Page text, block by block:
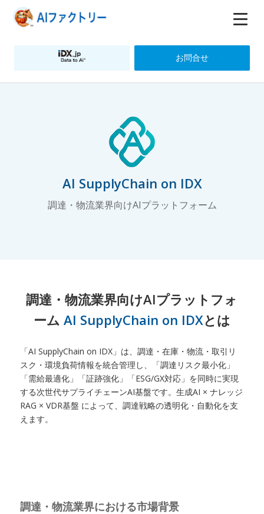
お問合せ
AI SupplyChain on IDX
調達・物流業界向けAIプラットフォーム
調達・物流業界向けAIプラットフォ
ーム AI SupplyChain on IDXとは
「AI SupplyChain on IDX」は、調達・在庫・物流・取引リ
スク・環境負荷情報を統合管理し、「調達リスク最小化」
「需給最適化」「証跡強化」「ESG/GX対応」を同時に実現
する次世代サプライチェーンAI基盤です。生成AI × ナレッジ
RAG × VDR基盤 によって、調達戦略の透明化・自動化を支
えます。
調達・物流業界における市場背景